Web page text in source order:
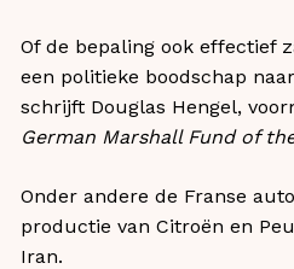
Of de bepaling ook effectief
een politieke boodschap
schrijft Douglas Hengel,
German Marshall Fund of
Onder andere de Franse
productie van Citroën en
Iran.